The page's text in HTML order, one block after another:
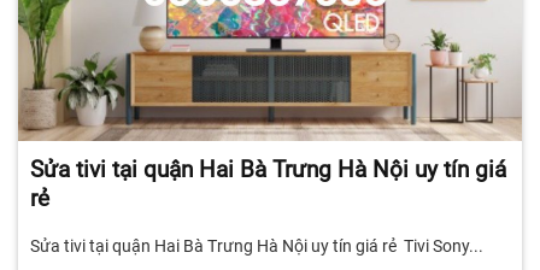
Sửa tivi tại quận Hai Bà Trưng Hà Nội uy tín giá
rẻ
Sửa tivi tại quận Hai Bà Trưng Hà Nội uy tín giá rẻ Tivi Sony...